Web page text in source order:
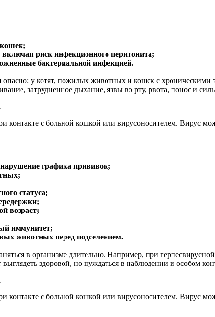
риск инфекционного перитонита;
бактериальной инфекцией.
опасно: у котят, пожилых животных и кошек с
затрудненное дыхание, язвы во рту, рвота, понос и
контакте с больной кошкой или вирусоносителем. Вирус
графика прививок;
статуса;
возраст;
иммунитет;
животных перед подселением.
в организме длительно. Например, при
здоровой, но нуждаться в наблюдении и особом
контакте с больной кошкой или вирусоносителем. Вирус